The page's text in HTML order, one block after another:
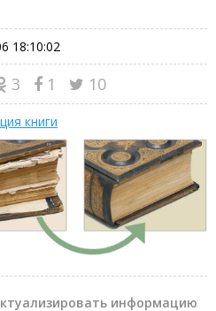
18:10:02
3 1 10
книги
информацию